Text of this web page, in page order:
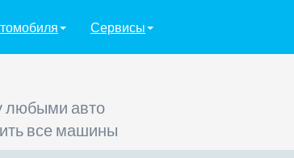
Сервисы
любыми авто
все машины